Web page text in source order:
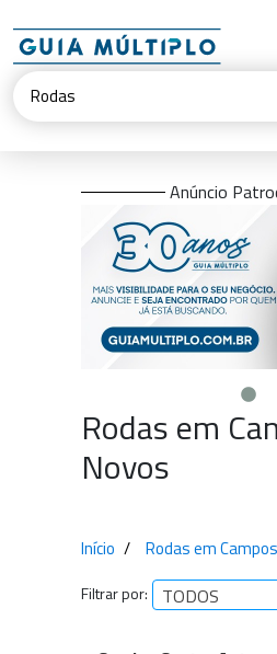
Anúncio
Rodas em
Novos
Início Rodas em
Filtrar por: TODOS
Empresas